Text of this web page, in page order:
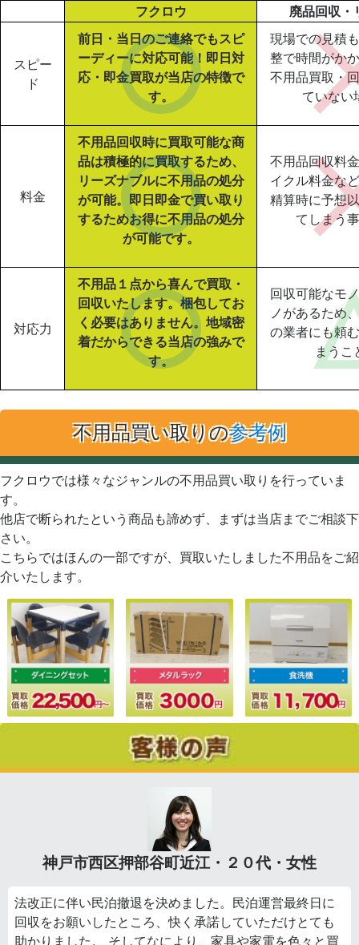
フクロウ 廃品回収・
スピー
ド
前日・当日のご連絡でもスピ
ーディーに対応可能！即日対
応・即金買取が当店の特徴で
す。
現場での見積
整で時間がか
不用品買取・
ていない
料金
不用品回収時に買取可能な商
品は積極的に買取するため、
リーズナブルに不用品の処分
が可能。即日即金で買い取り
するためお得に不用品の処分
が可能です。
不用品回収料
イクル料金な
精算時に予想
てしまう
対応力
不用品１点から喜んで買取・
回収いたします。梱包してお
く必要はありません。地域密
着だからできる当店の強みで
す。
回収可能なモ
ノがあるため
の業者にも頼
まうこ
不用品買い取りの参考例
フクロウでは様々なジャンルの不用品買い取りを行っていま
す。
他店で断られたという商品も諦めず、まずは当店までご相談下
さい。
こちらではほんの一部ですが、買取いたしました不用品をご紹
介いたします。
神戸市西区押部谷町近江・２０代・女性
法改正に伴い民泊撤退を決めました。民泊運営最終日に
回収をお願いしたところ、快く承諾していただけとても
助かりました。 そしてなにより、家具や家電を色々と買